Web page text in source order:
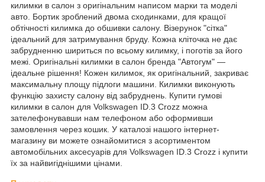
килимки в салон з оригінальним написом марки та моделі
авто. Бортик зроблений двома сходинками, для кращої
обтічності килимка до обшивки салону. Візерунок "сітка"
ідеальний для затримування бруду. Кожна кліточка не дає
забрудненню шириться по всьому килимку, і поготів за його
межі. Оригінальні килимки в салон бренда "Автогум" —
ідеальне рішення! Кожен килимок, як оригінальний, закриває
максимальну площу підлоги машини. Килимки виконують
функцію захисту салону від забруднень. Купити гумові
килимки в салон для Volkswagen ID.3 Crozz можна
зателефонувавши нам телефоном або оформивши
замовлення через кошик. У каталозі нашого інтернет-
магазину ви можете ознайомитися з асортиментом
автомобільних аксесуарів для Volkswagen ID.3 Crozz і купити
їх за найвигіднішими цінами.